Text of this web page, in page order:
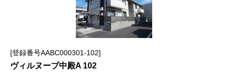
登録番号AABC000301-102
ヴィルヌーブ中殿A 102